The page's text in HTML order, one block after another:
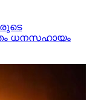
ധനസഹായം